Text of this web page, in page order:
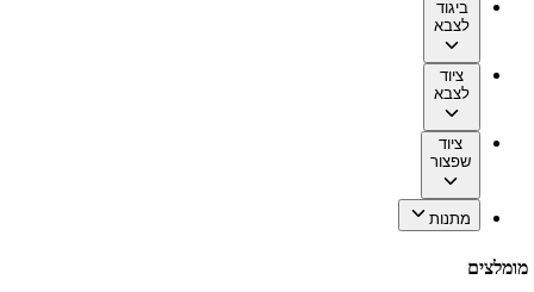
ביגוד
לצבא
ציוד
לצבא
ציוד
שפצור
מתנות
מומלצים